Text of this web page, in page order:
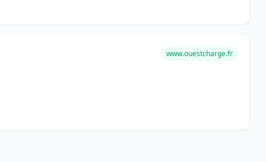
www.ouestcharge.fr